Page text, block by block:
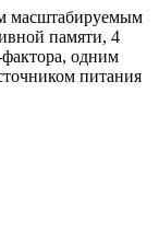
масштабируемым
памяти, 4
одним
питания